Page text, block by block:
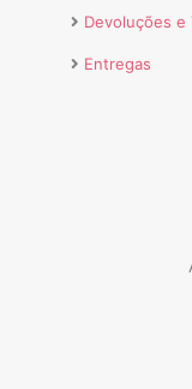
Devoluções e
Entregas